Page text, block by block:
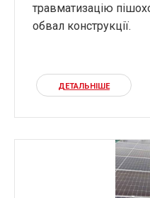
травматизацію
обвал конструкції.
ДЕТАЛЬНІШЕ